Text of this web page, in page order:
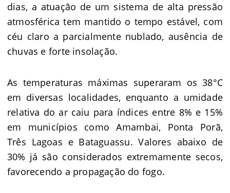
dias, a atuação de um sistema de alta pressão
atmosférica tem mantido o tempo estável, com
céu claro a parcialmente nublado, ausência de
chuvas e forte insolação.
As temperaturas máximas superaram os 38°C
em diversas localidades, enquanto a umidade
relativa do ar caiu para índices entre 8% e 15%
em municípios como Amambai, Ponta Porã,
Três Lagoas e Bataguassu. Valores abaixo de
30% já são considerados extremamente secos,
favorecendo a propagação do fogo.